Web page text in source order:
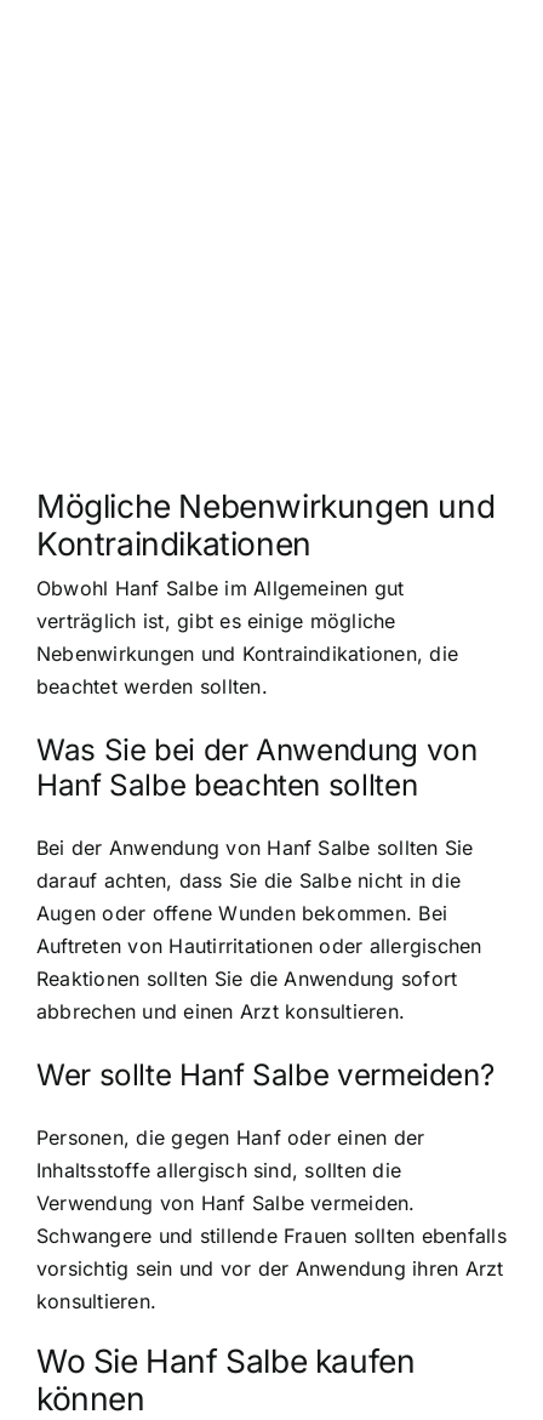
Mögliche Nebenwirkungen und
Kontraindikationen
Obwohl Hanf Salbe im Allgemeinen gut
verträglich ist, gibt es einige mögliche
Nebenwirkungen und Kontraindikationen, die
beachtet werden sollten.
Was Sie bei der Anwendung von
Hanf Salbe beachten sollten
Bei der Anwendung von Hanf Salbe sollten Sie
darauf achten, dass Sie die Salbe nicht in die
Augen oder offene Wunden bekommen. Bei
Auftreten von Hautirritationen oder allergischen
Reaktionen sollten Sie die Anwendung sofort
abbrechen und einen Arzt konsultieren.
Wer sollte Hanf Salbe vermeiden?
Personen, die gegen Hanf oder einen der
Inhaltsstoffe allergisch sind, sollten die
Verwendung von Hanf Salbe vermeiden.
Schwangere und stillende Frauen sollten ebenfalls
vorsichtig sein und vor der Anwendung ihren Arzt
konsultieren.
Wo Sie Hanf Salbe kaufen
können